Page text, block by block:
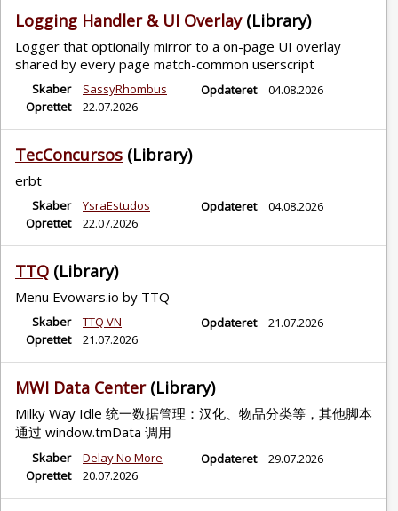
Logging Handler & UI Overlay (Library)
Logger that optionally mirror to a on-page UI overlay
shared by every page match-common userscript
Skaber
SassyRhombus
Oprettet
22.07.2026
Opdateret 04.08.2026
TecConcursos (Library)
erbt
Skaber
YsraEstudos
Oprettet
22.07.2026
Opdateret 04.08.2026
TTQ (Library)
Menu Evowars.io by TTQ
Skaber
TTQ VN
Oprettet
21.07.2026
Opdateret 21.07.2026
MWI Data Center (Library)
Milky Way Idle 统一数据管理：汉化、物品分类等，其他脚本
通过 window.tmData 调用
Skaber
Delay No More
Oprettet
20.07.2026
Opdateret 29.07.2026